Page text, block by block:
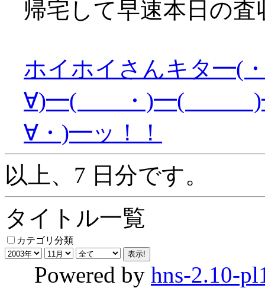
帰宅して早速本日の査
ホイホイさんキタ━(
∀)━( ・)━(
∀・)━ッ！！
以上、7 日分です。
タイトル一覧
カテゴリ分類
Powered by hns-2.10-